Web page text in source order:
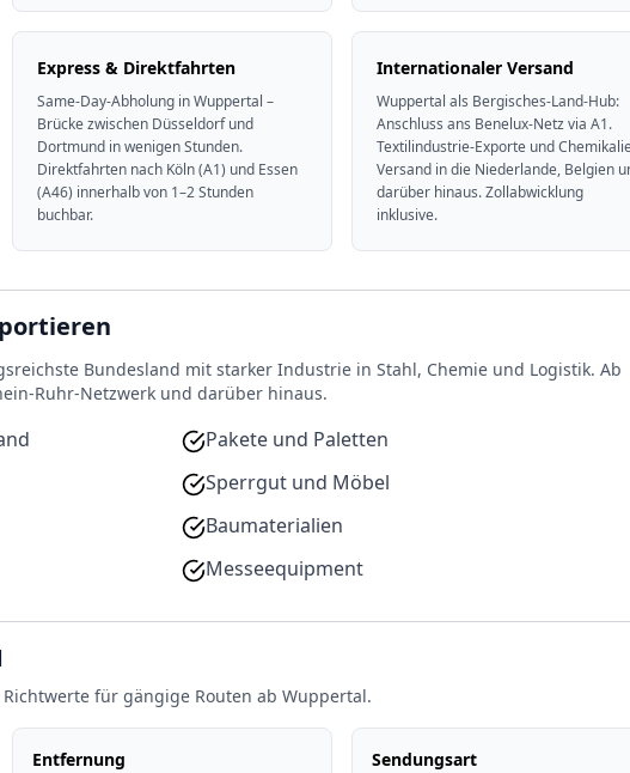
Express & Direktfahrten
Same-Day-Abholung in Wuppertal –
Brücke zwischen Düsseldorf und
Dortmund in wenigen Stunden.
Direktfahrten nach Köln (A1) und Essen
(A46) innerhalb von 1–2 Stunden
buchbar.
Internationaler Versand
Wuppertal als Bergisches-Land-Hub:
Anschluss ans Benelux-Netz via A1.
Textilindustrie-Exporte und
Versand in die Niederlande, Belgien
darüber hinaus. Zollabwicklung
inklusive.
Bundesland mit starker Industrie in Stahl, Chemie und Logistik. Ab
Ruhr-Netzwerk und darüber hinaus.
Pakete und Paletten
Sperrgut und Möbel
Baumaterialien
Messeequipment
für gängige Routen ab Wuppertal.
Entfernung Sendungsart